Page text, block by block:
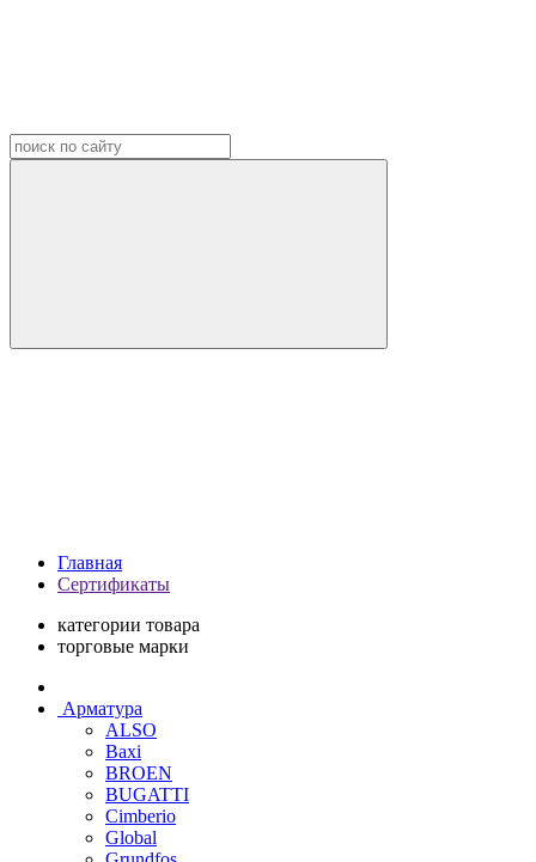
Главная
Сертификаты
категории товара
торговые марки
Арматура
ALSO
Baxi
BROEN
BUGATTI
Cimberio
Global